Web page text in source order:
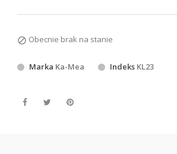
 Obecnie brak na stanie
Marka Ka-Mea Indeks KL23